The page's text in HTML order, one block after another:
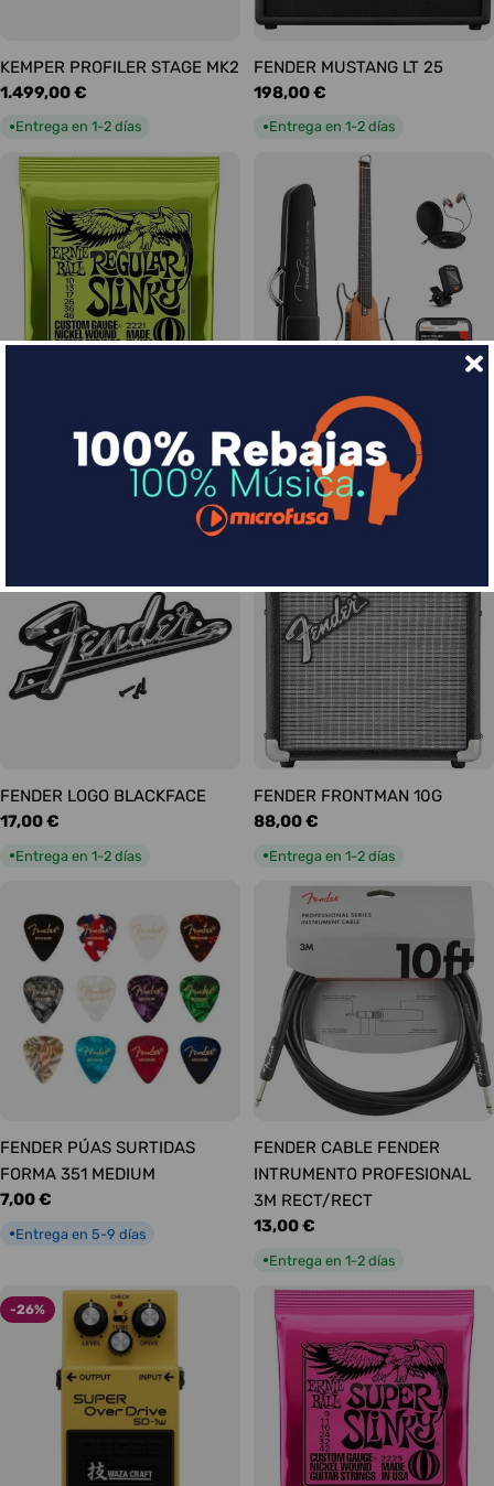
KEMPER PROFILER STAGE MK2
Precio
habitual
1.499,00 €
●Entrega en 1-2 días
FENDER MUSTANG LT 25
Precio
habitual
198,00 €
●Entrega en 1-2 días
Slinky Regular 10-46
DONNER HUSH-I Silent Guitar
Caoba
Precio
habitual
339,00 €
Entrega en 1-2 días
FENDER LOGO BLACKFACE
Precio
17,00 €
●Entrega en 1-2 días
FENDER FRONTMAN 10G
Precio
88,00 €
●Entrega en 1-2 días
FENDER PÚAS SURTIDAS
FORMA 351 MEDIUM
Precio
7,00 €
●Entrega en 5-9 días
FENDER CABLE FENDER
INTRUMENTO PROFESIONAL
3M RECT/RECT
Precio
13,00 €
●Entrega en 1-2 días
-26%